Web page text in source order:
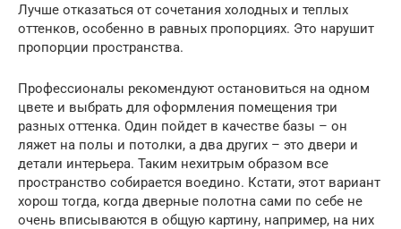
Лучше отказаться от сочетания холодных и теплых
оттенков, особенно в равных пропорциях. Это нарушит
пропорции пространства.
Профессионалы рекомендуют остановиться на одном
цвете и выбрать для оформления помещения три
разных оттенка. Один пойдет в качестве базы – он
ляжет на полы и потолки, а два других – это двери и
детали интерьера. Таким нехитрым образом все
пространство собирается воедино. Кстати, этот вариант
хорош тогда, когда дверные полотна сами по себе не
очень вписываются в общую картину, например, на них